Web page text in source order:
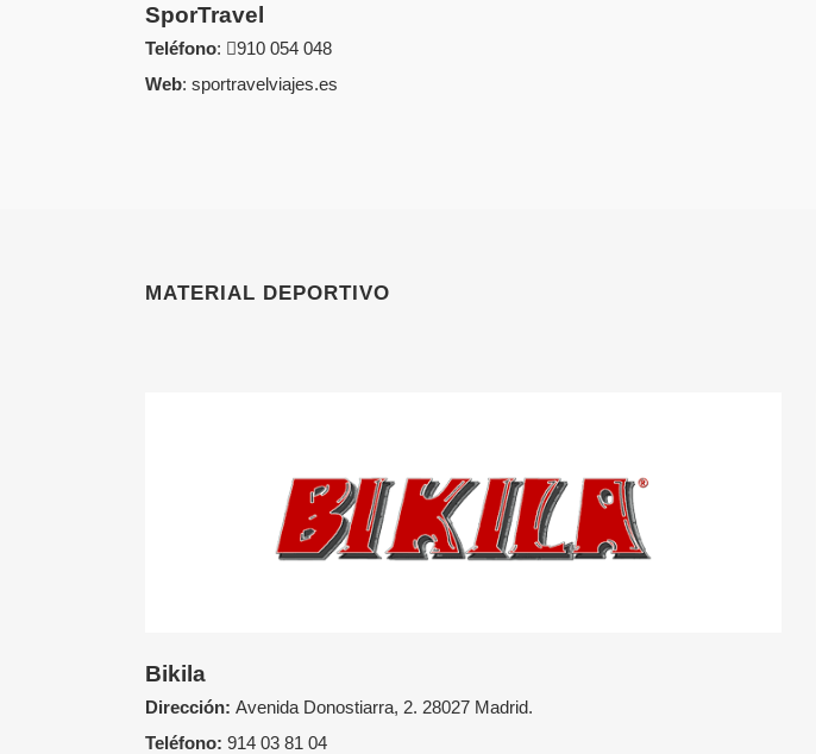
SporTravel
Teléfono:
910 054 048
Web: sportravelviajes.es
MATERIAL DEPORTIVO
Bikila
Dirección: Avenida Donostiarra, 2. 28027 Madrid.
Teléfono: 914 03 81 04